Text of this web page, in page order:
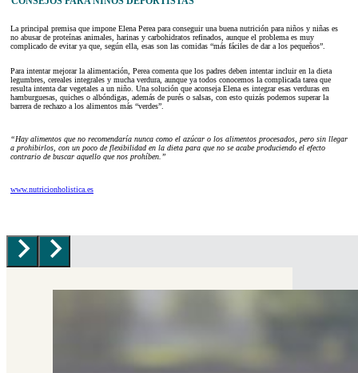
La principal premisa que impone Elena Perea para conseguir una buena nutrición para niños y niñas es
no abusar de proteínas animales, harinas y carbohidratos refinados, aunque el problema es muy
complicado de evitar ya que, según ella, esas son las comidas “más fáciles de dar a los pequeños”.
Para intentar mejorar la alimentación, Perea comenta que los padres deben intentar incluir en la dieta
legumbres, cereales integrales y mucha verdura, aunque ya todos conocemos la complicada tarea que
resulta intenta dar vegetales a un niño. Una solución que aconseja Elena es integrar esas verduras en
hamburguesas, quiches o albóndigas, además de purés o salsas, con esto quizás podemos superar la
barrera de rechazo a los alimentos más “verdes”.
“Hay alimentos que no recomendaría nunca como el azúcar o los alimentos procesados, pero sin llegar
a prohibirlos, con un poco de flexibilidad en la dieta para que no se acabe produciendo el efecto
contrario de buscar aquello que nos prohíben.”
www.nutricionholistica.es